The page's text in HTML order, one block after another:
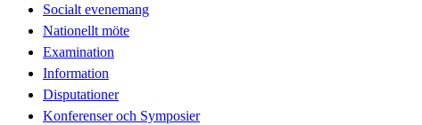
Socialt evenemang
Nationellt möte
Examination
Information
Disputationer
Konferenser och Symposier